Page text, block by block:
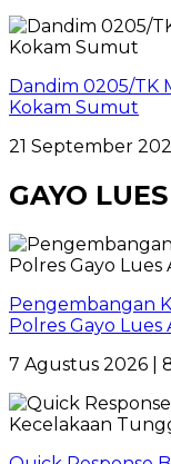
Dandim 0205/TK
Kokam Sumut
21 September
GAYO LUES
Pengembangan
Polres Gayo
7 Agustus 2026 |